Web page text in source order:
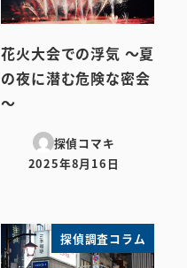
花火大会での浮気 ～夏
の夜に潜む危険な密会
～
探偵コマキ
投稿日
2025年8月16日
探偵調査コラム